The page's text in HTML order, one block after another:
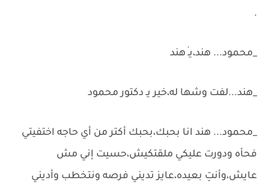
.
_محمود... هند،يـٰ هند
_هند...لفت وشها له،خير يـ دكتور محمود
_محمود... هند انا بحبك،بحبك أكتر من أي حاجه اختفيتي
فحأه ودورت عليكي ملقتكيش،حسيت إني مش
عايش،وأنتِ بعيده،عايز تديني فرصه ونتخطب وأديني